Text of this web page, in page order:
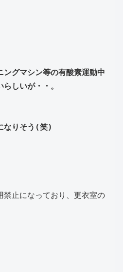
ングマシン等の有酸素運動中
しいが・・。
なりそう(笑)
禁止になっており、更衣室の